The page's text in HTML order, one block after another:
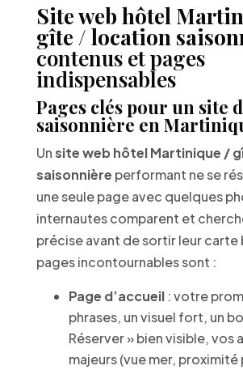
Site web hôtel
gîte / location
contenus et pages
indispensables
Pages clés pour un site
saisonnière en
Unsite web hôtel Martinique /
saisonnière performant ne se
une seule page avec quelques
internautes comparent et
précise avant de sortir leur carte
pages incontournables sont :
Page d’accueil: votre
phrases, un visuel fort, un
Réserver » bien visible, vos
majeurs (vue mer, proximité